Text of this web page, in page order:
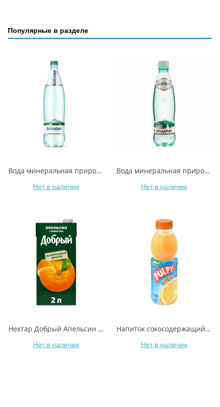
Популярные в разделе
Вода минеральная природная Borjomi газированная 1,25 л
Нет в наличии
Вода минеральная природная Borjomi газированная 0,5 л
Нет в наличии
Нектар Добрый Апельсин с мякотью 2 л
Нет в наличии
Напиток сокосодержащий Добрый Pulpy апельсин с мякотью 450 мл
Нет в наличии